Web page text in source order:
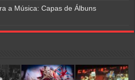
a Música: Capas de Álbuns